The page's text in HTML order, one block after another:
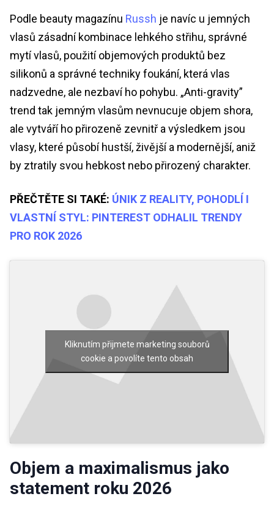
Podle beauty magazínu Russh je navíc u jemných
vlasů zásadní kombinace lehkého střihu, správné
mytí vlasů, použití objemových produktů bez
silikonů a správné techniky foukání, která vlas
nadzvedne, ale nezbaví ho pohybu. „Anti-gravity”
trend tak jemným vlasům nevnucuje objem shora,
ale vytváří ho přirozeně zevnitř a výsledkem jsou
vlasy, které působí hustší, živější a modernější, aniž
by ztratily svou hebkost nebo přirozený charakter.
PŘEČTĚTE SI TAKÉ: ÚNIK Z REALITY, POHODLÍ I
VLASTNÍ STYL: PINTEREST ODHALIL TRENDY
PRO ROK 2026
Kliknutím přijmete marketing souborů
cookie a povolíte tento obsah
Objem a maximalismus jako
statement roku 2026